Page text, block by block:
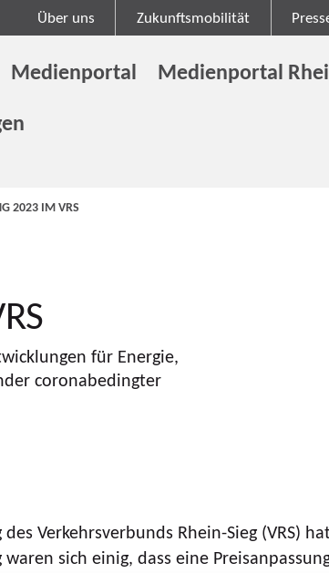
Über uns Zukunftsmobilität
Medienportal Medienportal
2023 IM VRS
für Energie,
coronabedingter
Verkehrsverbunds Rhein-Sieg (VRS)
sich einig, dass eine